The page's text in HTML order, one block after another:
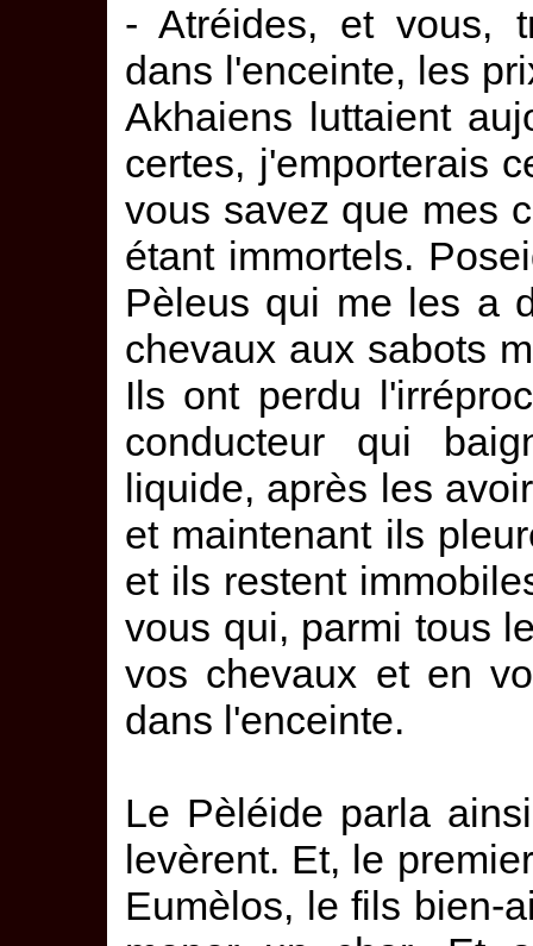
- Atréides, et vous,
dans l'enceinte, les
Akhaiens luttaient
certes, j'emporterais
vous savez que mes
étant immortels.
Pèleus qui me les a
chevaux aux sabots
Ils ont perdu
conducteur qui
liquide, après les
et maintenant ils
et ils restent
vous qui, parmi tous
vos chevaux et en
dans l'enceinte.
Le Pèléide parla
levèrent. Et, le
Eumèlos, le fils bien-